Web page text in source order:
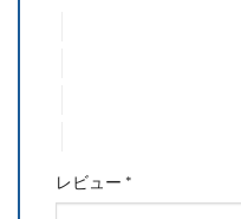
レビュー *